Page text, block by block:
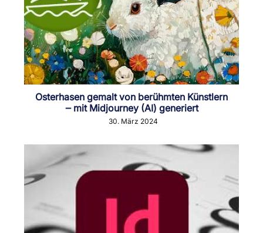
Osterhasen gemalt von berühmten Künstlern
‒ mit Midjourney (AI) generiert
30. März 2024